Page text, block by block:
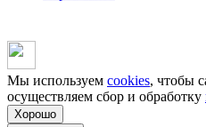
Мы используем cookies, чтобы
осуществляем сбор и обработку
Хорошо